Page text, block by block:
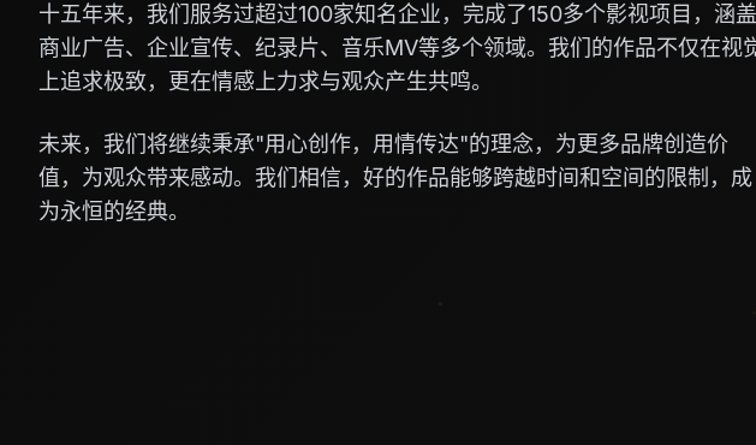
十五年来，我们服务过超过100家知名企业，完成了150多个影视项目，涵盖
商业广告、企业宣传、纪录片、音乐MV等多个领域。我们的作品不仅在视
上追求极致，更在情感上力求与观众产生共鸣。
未来，我们将继续秉承"用心创作，用情传达"的理念，为更多品牌创造价
值，为观众带来感动。我们相信，好的作品能够跨越时间和空间的限制，成
为永恒的经典。